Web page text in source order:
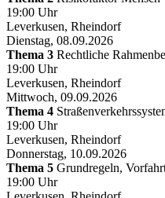
19:00 Uhr
Leverkusen, Rheindorf
Dienstag, 08.09.2026
Thema 3 Rechtliche
19:00 Uhr
Leverkusen, Rheindorf
Mittwoch, 09.09.2026
Thema 4
19:00 Uhr
Leverkusen, Rheindorf
Donnerstag, 10.09.2026
Thema 5 Grundregeln,
19:00 Uhr